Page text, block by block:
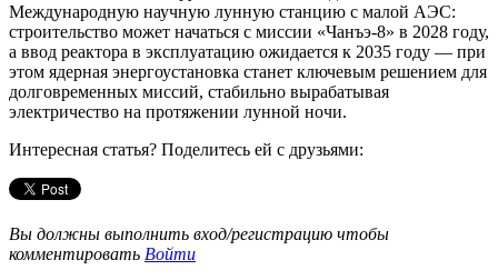
Международную научную лунную станцию с малой АЭС:
строительство может начаться с миссии «Чанъэ‑8» в 2028 году,
а ввод реактора в эксплуатацию ожидается к 2035 году — при
этом ядерная энергоустановка станет ключевым решением для
долговременных миссий, стабильно вырабатывая
электричество на протяжении лунной ночи.
Интересная статья? Поделитесь ей с друзьями:
Вы должны выполнить вход/регистрацию чтобы
комментировать Войти